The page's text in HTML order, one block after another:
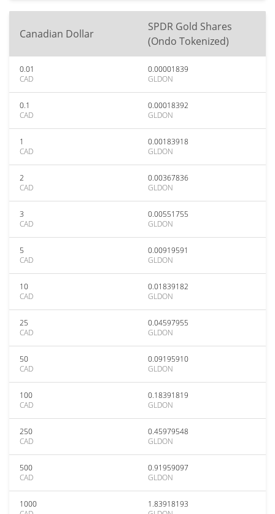
Canadian Dollar
SPDR Gold Shares
(Ondo Tokenized)
0.01
CAD
0.00001839
GLDON
0.1
CAD
0.00018392
GLDON
1
CAD
0.00183918
GLDON
2
CAD
0.00367836
GLDON
3
CAD
0.00551755
GLDON
5
CAD
0.00919591
GLDON
10
CAD
0.01839182
GLDON
25
CAD
0.04597955
GLDON
50
CAD
0.09195910
GLDON
100
CAD
0.18391819
GLDON
250
CAD
0.45979548
GLDON
500
CAD
0.91959097
GLDON
1000
1.83918193